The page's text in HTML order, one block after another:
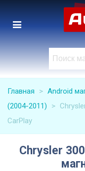
Главная > Android
(2004-2011)
>
CarPlay
Chrysler